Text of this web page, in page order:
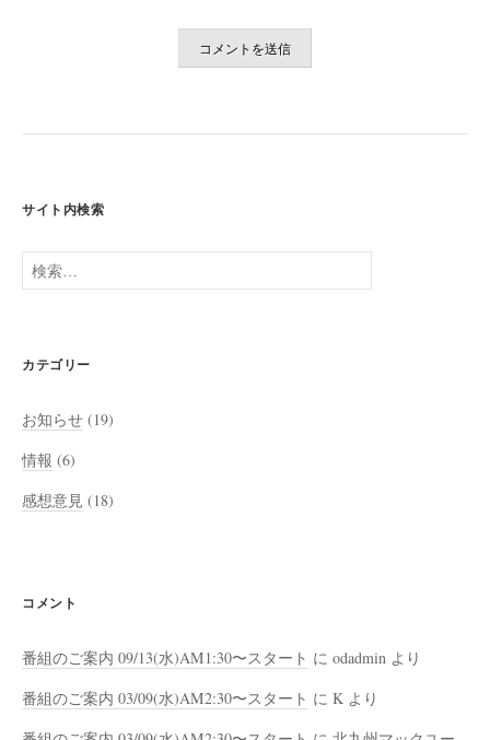
サイト内検索
検
索:
カテゴリー
お知らせ (19)
情報 (6)
感想意見 (18)
コメント
番組のご案内 09/13(水)AM1:30〜スタート に odadmin より
番組のご案内 03/09(水)AM2:30〜スタート に K より